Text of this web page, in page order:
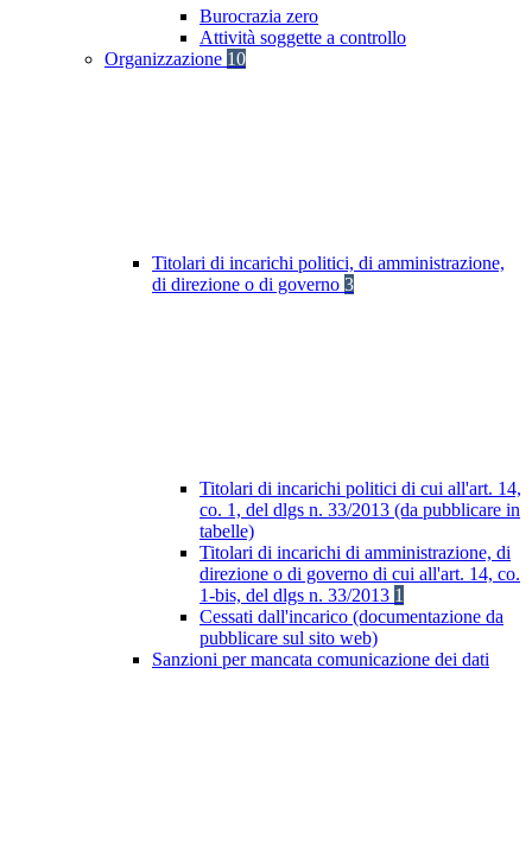
Burocrazia zero
Attività soggette a controllo
Organizzazione 10
Titolari di incarichi politici, di amministrazione,
di direzione o di governo 3
Titolari di incarichi politici di cui all'art. 14,
co. 1, del dlgs n. 33/2013 (da pubblicare in
tabelle)
Titolari di incarichi di amministrazione, di
direzione o di governo di cui all'art. 14, co.
1-bis, del dlgs n. 33/2013 1
Cessati dall'incarico (documentazione da
pubblicare sul sito web)
Sanzioni per mancata comunicazione dei dati